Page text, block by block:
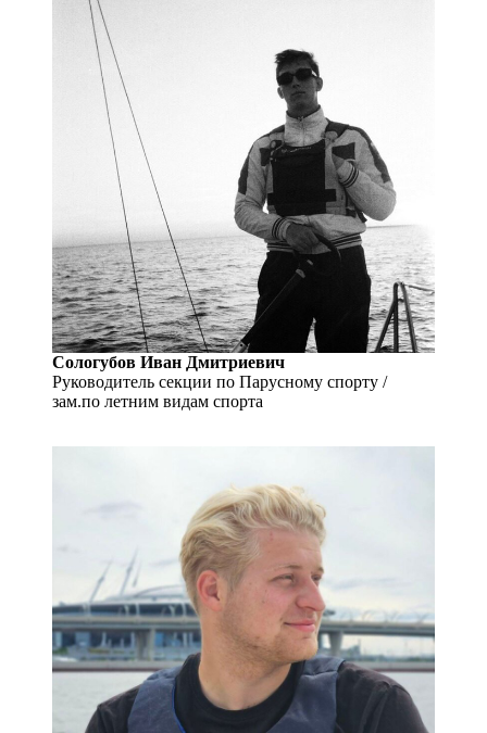
Сологубов Иван Дмитриевич
Руководитель секции по Парусному спорту /
зам.по летним видам спорта